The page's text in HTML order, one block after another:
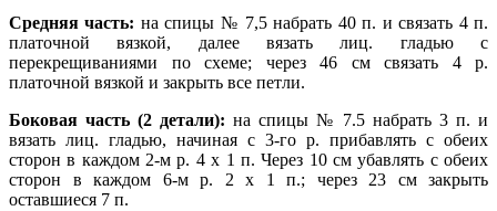
Средняя часть: на спицы № 7,5 набрать 40 п. и связать 4 п.
платочной вязкой, далее вязать лиц. гладью с
перекрещиваниями по схеме; через 46 см связать 4 р.
платочной вязкой и закрыть все петли.
Боковая часть (2 детали): на спицы № 7.5 набрать 3 п. и
вязать лиц. гладью, начиная с 3-го р. прибавлять с обеих
сторон в каждом 2-м р. 4 х 1 п. Через 10 см убавлять с обеих
сторон в каждом 6-м р. 2 х 1 п.; через 23 см закрыть
оставшиеся 7 п.